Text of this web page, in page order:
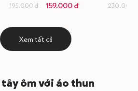
195.000 đ 159.000 đ 230.000
Xem tất cả
ôm với áo thun